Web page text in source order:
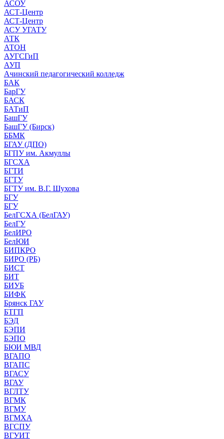
АСОУ
АСТ-Центр
АСТ-Центр
АСУ УГАТУ
АТК
АТОН
АУГСГиП
АУП
Ачинский педагогический колледж
БАК
БарГУ
БАСК
БАТиП
БашГУ
БашГУ (Бирск)
ББМК
БГАУ (ДПО)
БГПУ им. Акмуллы
БГСХА
БГТИ
БГТУ
БГТУ им. В.Г. Шухова
БГУ
БГУ
БелГСХА (БелГАУ)
БелГУ
БелИРО
БелЮИ
БИПКРО
БИРО (РБ)
БИСТ
БИТ
БИУБ
БИФК
Брянск ГАУ
БТГП
БЭД
БЭПИ
БЭПО
БЮИ МВД
ВГАПО
ВГАПС
ВГАСУ
ВГАУ
ВГЛТУ
ВГМК
ВГМУ
ВГМХА
ВГСПУ
ВГУИТ